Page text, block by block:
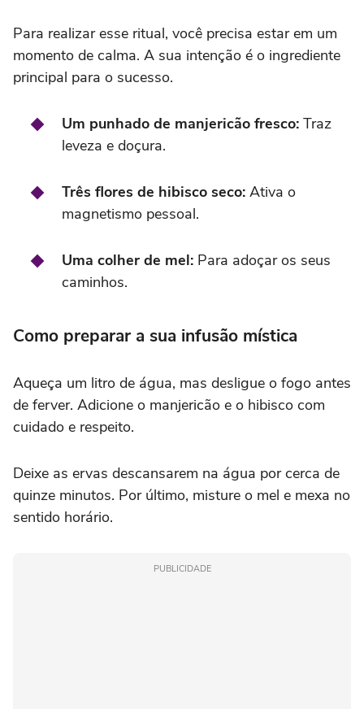
Para realizar esse ritual, você precisa estar em um
momento de calma. A sua intenção é o ingrediente
principal para o sucesso.
Um punhado de manjericão fresco: Traz
leveza e doçura.
Três flores de hibisco seco: Ativa o
magnetismo pessoal.
Uma colher de mel: Para adoçar os seus
caminhos.
Como preparar a sua infusão mística
Aqueça um litro de água, mas desligue o fogo antes
de ferver. Adicione o manjericão e o hibisco com
cuidado e respeito.
Deixe as ervas descansarem na água por cerca de
quinze minutos. Por último, misture o mel e mexa no
sentido horário.
PUBLICIDADE